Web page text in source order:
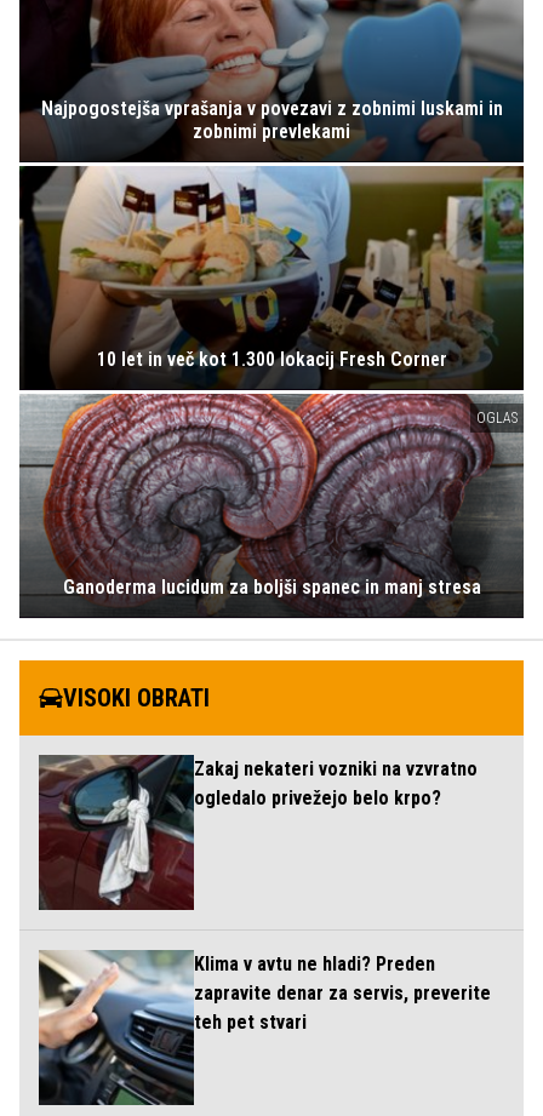
Najpogostejša vprašanja v povezavi z zobnimi luskami in
zobnimi prevlekami
10 let in več kot 1.300 lokacij Fresh Corner
OGLAS
Ganoderma lucidum za boljši spanec in manj stresa
VISOKI OBRATI
Zakaj nekateri vozniki na vzvratno
ogledalo privežejo belo krpo?
Klima v avtu ne hladi? Preden
zapravite denar za servis, preverite
teh pet stvari